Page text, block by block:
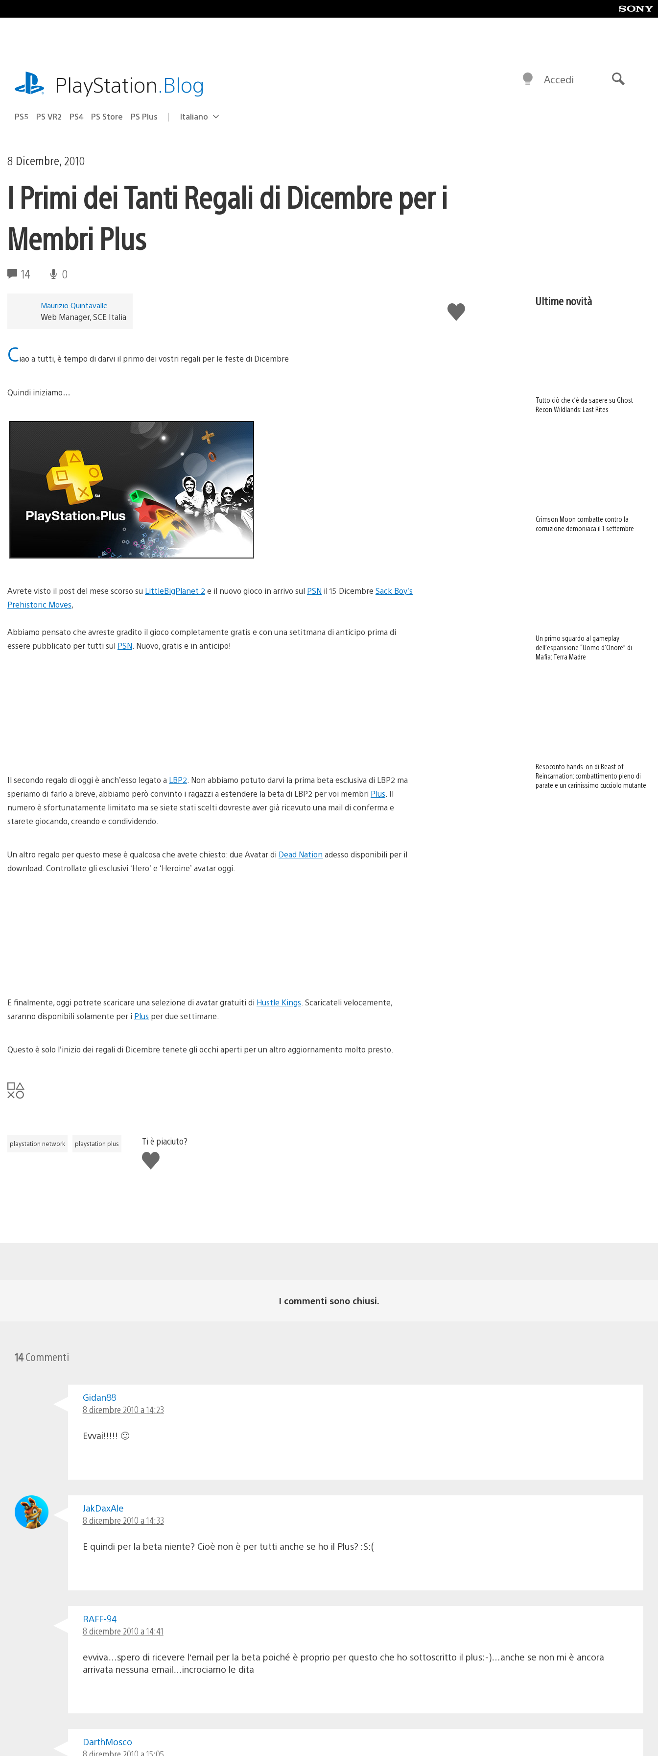
al
playstation.comPlayStation.Blog
PS5 PS VR2 PS4 PS Store PS Plus Seleziona
Regione
Italiano
Accedi
8 Dicembre, 2010
I Primi dei Tanti Regali di Dicembre per i
Membri Plus
14 0
Mi
piace
Maurizio Quintavalle
Web Manager, SCE Italia
Ciao a tutti, è tempo di darvi il primo dei vostri regali per le feste di Dicembre
Quindi iniziamo…
Avrete visto il post del mese scorso su LittleBigPlanet 2 e il nuovo gioco in arrivo sul PSN il 15 Dicembre Sack Boy’s
Prehistoric Moves,
Abbiamo pensato che avreste gradito il gioco completamente gratis e con una setitmana di anticipo prima di
essere pubblicato per tutti sul PSN . Nuovo, gratis e in anticipo!
Il secondo regalo di oggi è anch’esso legato a LBP2 . Non abbiamo potuto darvi la prima beta esclusiva di LBP2 ma
speriamo di farlo a breve, abbiamo però convinto i ragazzi a estendere la beta di LBP2 per voi membri Plus . Il
numero è sfortunatamente limitato ma se siete stati scelti dovreste aver già ricevuto una mail di conferma e
starete giocando, creando e condividendo.
Un altro regalo per questo mese è qualcosa che avete chiesto: due Avatar di Dead Nation adesso disponibili per il
download. Controllate gli esclusivi ‘Hero’ e ‘Heroine’ avatar oggi.
E finalmente, oggi potrete scaricare una selezione di avatar gratuiti di Hustle Kings . Scaricateli velocemente,
saranno disponibili solamente per i Plus per due settimane.
Questo è solo l’inizio dei regali di Dicembre tenete gli occhi aperti per un altro aggiornamento molto presto.
playstation network playstation plus
Ti è piaciuto?
Mi
piace
Ultime novità
Tutto ciò che c’è da sapere su Ghost
Recon Wildlands: Last Rites
Crimson Moon combatte contro la
corruzione demoniaca il 1 settembre
Un primo sguardo al gameplay
dell’espansione “Uomo d’Onore” di
Mafia: Terra Madre
Resoconto hands-on di Beast of
Reincarnation: combattimento pieno di
parate e un carinissimo cucciolo mutante
I commenti sono chiusi.
14Commenti
Gidan88
8 dicembre 2010 a 14:23
Evvai!!!!! 🙂
JakDaxAle
8 dicembre 2010 a 14:33
E quindi per la beta niente? Cioè non è per tutti anche se ho il Plus? :S:(
RAFF-94
8 dicembre 2010 a 14:41
evviva…spero di ricevere l’email per la beta poiché è proprio per questo che ho sottoscritto il plus:-)…anche se non mi è ancora
arrivata nessuna email…incrociamo le dita
DarthMosco
8 dicembre 2010 a 15:05